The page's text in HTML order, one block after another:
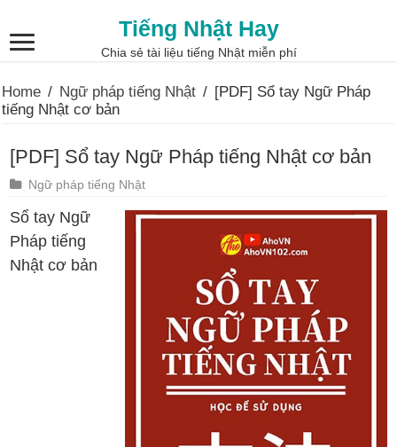
Tiếng Nhật Hay
Chia sẻ tài liệu tiếng Nhật miễn phí
Home / Ngữ pháp tiếng Nhật / [PDF] Sổ tay Ngữ Pháp
tiếng Nhật cơ bản
[PDF] Sổ tay Ngữ Pháp tiếng Nhật cơ bản
Ngữ pháp tiếng Nhật
Sổ tay Ngữ
Pháp tiếng
Nhật cơ bản